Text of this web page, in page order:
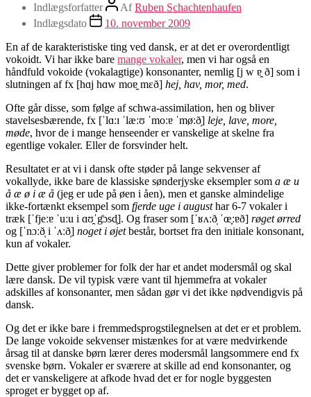
Indlægsforfatter AfRuben Schachtenhaufen
Indlægsdato
10. november 2009
En af de karakteristiske ting ved dansk, er at det er overordentligt
vokoidt. Vi har ikke bare mange vokaler, men vi har også en
håndfuld vokoide (vokalagtige) konsonanter, nemlig [j w ɐ̯ ð] som i
slutningen af fx [hɑj hɑw moɐ̯ mɛð] hej, hav, mor, med.
Ofte går disse, som følge af schwa-assimilation, hen og bliver
stavelsesbærende, fx [ˈlɑːɪ ˈlæːʊ ˈmoːɐ ˈmøːð̩] leje, lave, more,
møde, hvor de i mange henseender er vanskelige at skelne fra
egentlige vokaler. Eller de forsvinder helt.
Resultatet er at vi i dansk ofte støder på lange sekvenser af
vokallyde, ikke bare de klassiske sønderjyske eksempler som a æ u
å æ ø i æ å (jeg er ude på øen i åen), men et ganske almindelige
ikke-fortænkt eksempel som fjerde uge i augusthar 6-7 vokaler i
træk [ˈfjeːɐ ˈuːu i ɑʊ̯ˈg̊ɔsd̥]. Og fraser som [ˈʁʌːð̩ ˈœ̞ːɐð] røget ørred
og [ˈnɔːð̩ i ˈʌːð̩] noget i øjetbestår, bortset fra den initiale konsonant,
kun af vokaler.
Dette giver problemer for folk der har et andet modersmål og skal
lære dansk. De vil typisk være vant til hjemmefra at vokaler
adskilles af konsonanter, men sådan gør vi det ikke nødvendigvis på
dansk.
Og det er ikke bare i fremmedsprogstilegnelsen at det er et problem.
De lange vokoide sekvenser mistænkes for at være medvirkende
årsag til at danske børn lærer deres modersmål langsommere end fx
svenske børn. Vokaler er sværere at skille ad end konsonanter, og
det er vanskeligere at afkode hvad det er for nogle byggesten
sproget er bygget op af.